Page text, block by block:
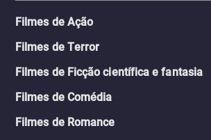
Filmes de Ação
Filmes de Terror
Filmes de Ficção científica e fantasia
Filmes de Comédia
Filmes de Romance